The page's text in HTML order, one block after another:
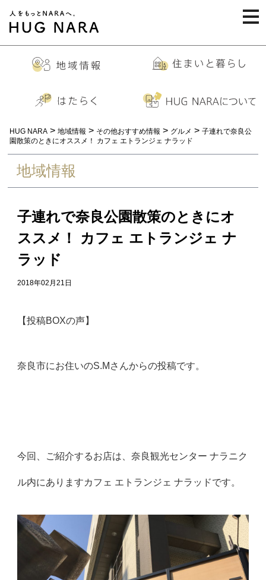
HUG NARA > 地域情報 > その他おすすめ情報 > グルメ > 子連れで奈良公
園散策のときにオススメ！ カフェ エトランジェ ナラッド
地域情報
子連れで奈良公園散策のときにオ
ススメ！ カフェ エトランジェ ナ
ラッド
2018年02月21日
【投稿BOXの声】
奈良市にお住いのS.Mさんからの投稿です。
今回、ご紹介するお店は、奈良観光センター ナラニク
ル内にありますカフェ エトランジェ ナラッドです。